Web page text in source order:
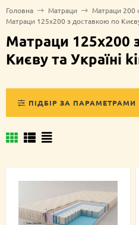
Головна Матраци
Матраци 200
Матраци 125х200 з доставкою по
Матраци 125х200
Києву та Україні
ПІДБІР ЗА ПАРАМЕТРАМИ